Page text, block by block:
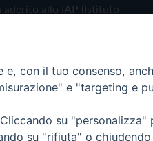
aderito allo IAP (Istituto
Policycon il tuo consenso,
e "targeting e
su "personalizza"
su "rifiuta" o